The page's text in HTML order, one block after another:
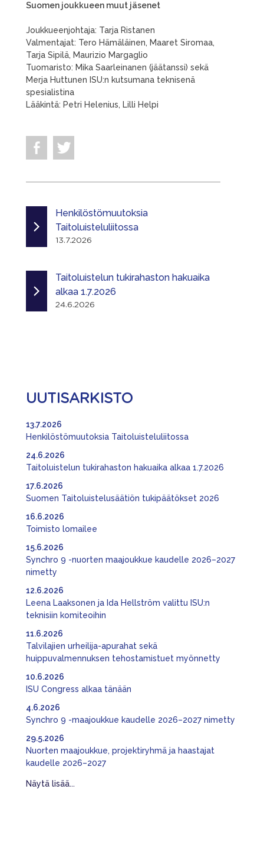
Suomen joukkueen muut jäsenet
Joukkueenjohtaja: Tarja Ristanen
Valmentajat: Tero Hämäläinen, Maaret Siromaa,
Tarja Sipilä, Maurizio Margaglio
Tuomaristo: Mika Saarleinanen (jäätanssi) sekä
Merja Huttunen ISU:n kutsumana teknisenä
spesialistina
Lääkintä: Petri Helenius, Lilli Helpi
Henkilöstömuutoksia
Taitoluisteluliitossa
13.7.2026
Taitoluistelun tukirahaston hakuaika
alkaa 1.7.2026
24.6.2026
UUTISARKISTO
Henkilöstömuutoksia Taitoluisteluliitossa
13.7.2026
Taitoluistelun tukirahaston hakuaika alkaa 1.7.2026
24.6.2026
Suomen Taitoluistelusäätiön tukipäätökset 2026
17.6.2026
Toimisto lomailee
16.6.2026
Synchro 9 -nuorten maajoukkue kaudelle 2026–2027
nimetty
15.6.2026
Leena Laaksonen ja Ida Hellström valittu ISU:n
teknisiin komiteoihin
12.6.2026
Talvilajien urheilija-apurahat sekä
huippuvalmennuksen tehostamistuet myönnetty
11.6.2026
ISU Congress alkaa tänään
10.6.2026
Synchro 9 -maajoukkue kaudelle 2026–2027 nimetty
4.6.2026
Nuorten maajoukkue, projektiryhmä ja haastajat
kaudelle 2026–2027
29.5.2026
Näytä lisää...